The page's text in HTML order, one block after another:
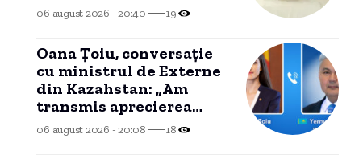
autoritățile
06 august 2026 - 20:40 19
Oana Țoiu, conversație
cu ministrul de Externe
din Kazahstan: „Am
transmis aprecierea
noastră pentru reluarea
exporturilor de țiței”
06 august 2026 - 20:08 18